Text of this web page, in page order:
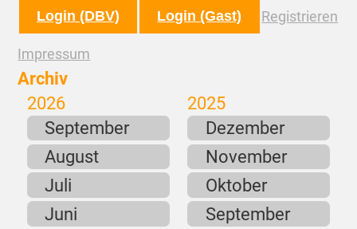
Login (DBV) Login (Gast) Registrieren
Impressum
Archiv
2026
September
August
Juli
Juni
2025
Dezember
November
Oktober
September